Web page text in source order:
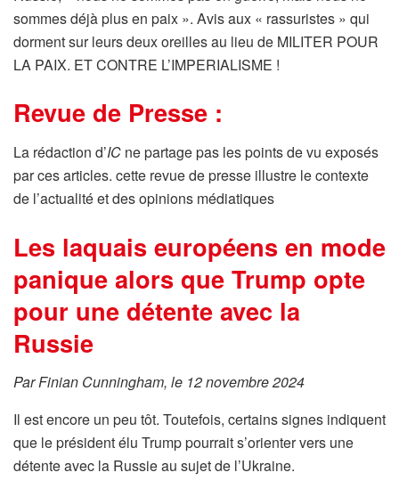
sommes déjà plus en paix ». Avis aux « rassuristes » qui
dorment sur leurs deux oreilles au lieu de MILITER POUR
LA PAIX. ET CONTRE L’IMPERIALISME !
Revue de Presse :
La rédaction d’IC ne partage pas les points de vu exposés
par ces articles. cette revue de presse illustre le contexte
de l’actualité et des opinions médiatiques
Les laquais européens en mode
panique alors que Trump opte
pour une détente avec la
Russie
Par Finian Cunningham, le 12 novembre 2024
Il est encore un peu tôt. Toutefois, certains signes indiquent
que le président élu Trump pourrait s’orienter vers une
détente avec la Russie au sujet de l’Ukraine.